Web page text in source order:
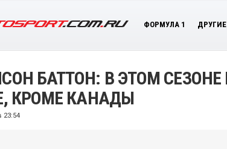
ФОРМУЛА 1
БАТТОН: В ЭТОМ
КРОМЕ КАНАДЫ
23:54